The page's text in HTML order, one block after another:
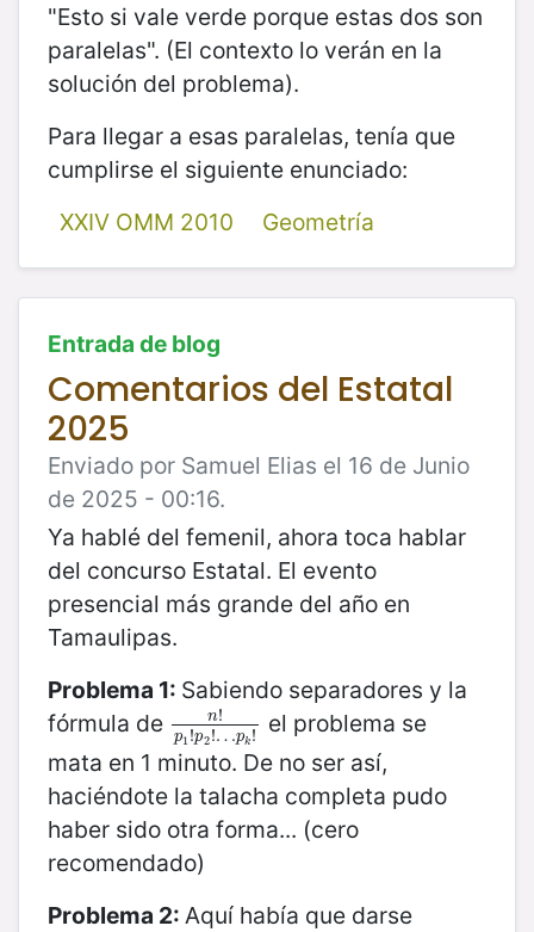
"Esto si vale verde porque estas dos son
paralelas". (El contexto lo verán en la
solución del problema).
Para llegar a esas paralelas, tenía que
cumplirse el siguiente enunciado:
XXIV OMM 2010
Geometría
Entrada de blog
Comentarios del Estatal
2025
Enviado por Samuel Elias el 16 de Junio
de 2025 - 00:16.
Ya hablé del femenil, ahora toca hablar
del concurso Estatal. El evento
presencial más grande del año en
Tamaulipas.
Problema 1: Sabiendo separadores y la
fórmula de
n!
p1!p2 !…pk !
n!p1!p2!…p k!
el problema se
mata en 1 minuto. De no ser así,
haciéndote la talacha completa pudo
haber sido otra forma... (cero
recomendado)
Problema 2: Aquí había que darse